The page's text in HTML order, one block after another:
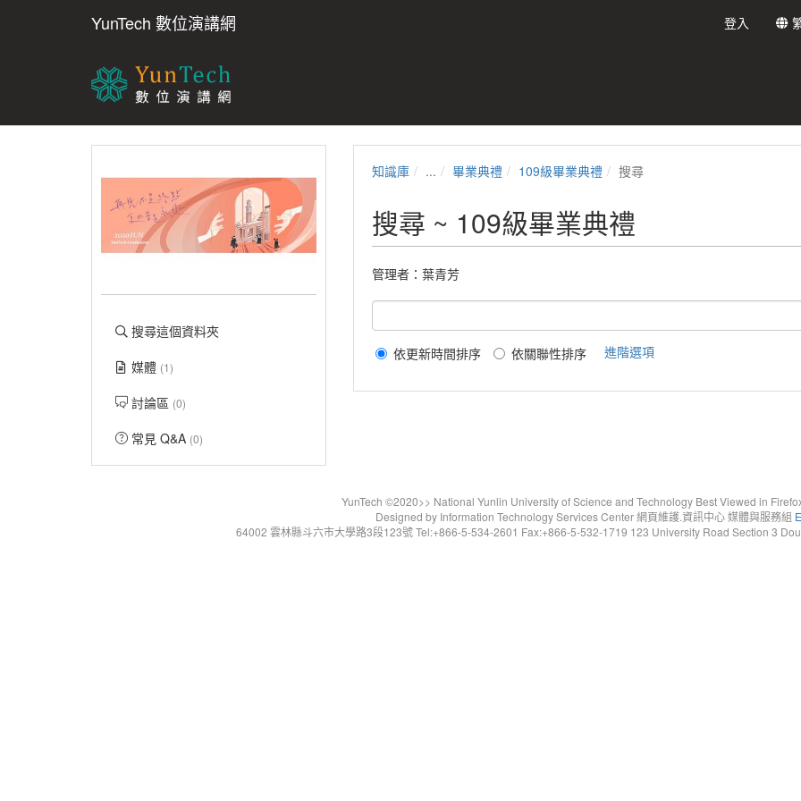
YunTech 數位演講網 登入
搜尋這個資料夾
媒體 (1)
討論區 (0)
常見 Q&A (0)
知識庫 ... 畢業典禮 109級畢業典禮 搜尋
搜尋 ~ 109級畢業典禮
管理者：葉青芳
依更新時間排序 依關聯性排序 進階選項
YunTech ©2020>> National Yunlin University of Science and Technology Best Viewed in
Designed by Information Technology Services Center 網頁維護.資訊中心 媒體與服務組
64002 雲林縣斗六市大學路3段123號 Tel:+866-5-534-2601 Fax:+866-5-532-1719 123 University Road Section 3